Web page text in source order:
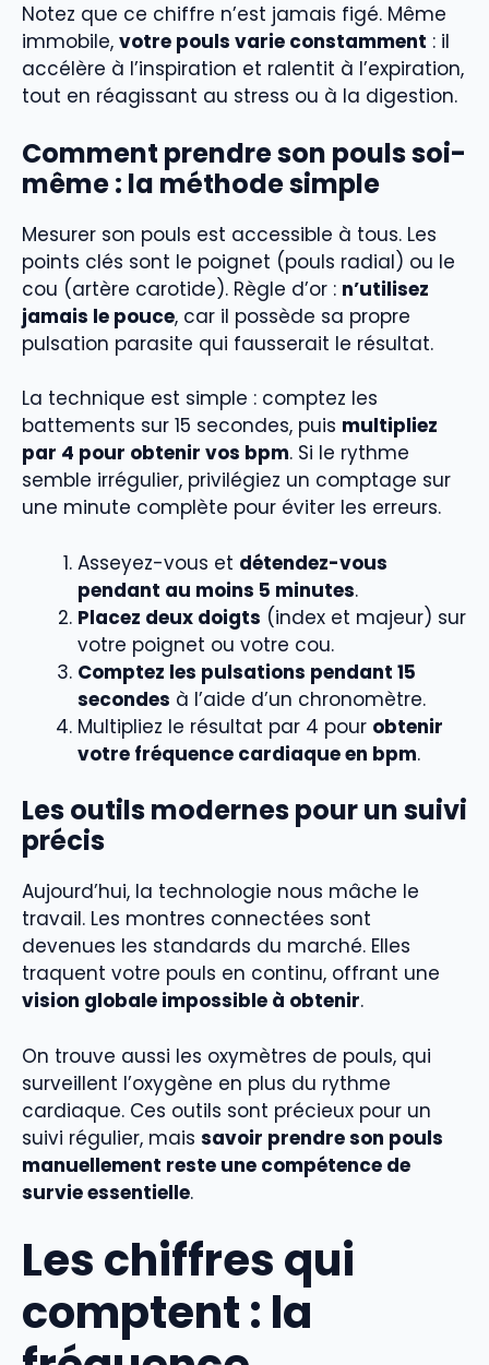
Notez que ce chiffre n’est jamais figé. Même
immobile, votre pouls varie constamment : il
accélère à l’inspiration et ralentit à l’expiration,
tout en réagissant au stress ou à la digestion.
Comment prendre son pouls soi-
même : la méthode simple
Mesurer son pouls est accessible à tous. Les
points clés sont le poignet (pouls radial) ou le
cou (artère carotide). Règle d’or : n’utilisez
jamais le pouce, car il possède sa propre
pulsation parasite qui fausserait le résultat.
La technique est simple : comptez les
battements sur 15 secondes, puis multipliez
par 4 pour obtenir vos bpm. Si le rythme
semble irrégulier, privilégiez un comptage sur
une minute complète pour éviter les erreurs.
Asseyez-vous et détendez-vous
pendant au moins 5 minutes.
Placez deux doigts (index et majeur) sur
votre poignet ou votre cou.
Comptez les pulsations pendant 15
secondes à l’aide d’un chronomètre.
Multipliez le résultat par 4 pour obtenir
votre fréquence cardiaque en bpm.
Les outils modernes pour un suivi
précis
Aujourd’hui, la technologie nous mâche le
travail. Les montres connectées sont
devenues les standards du marché. Elles
traquent votre pouls en continu, offrant une
vision globale impossible à obtenir.
On trouve aussi les oxymètres de pouls, qui
surveillent l’oxygène en plus du rythme
cardiaque. Ces outils sont précieux pour un
suivi régulier, mais savoir prendre son pouls
manuellement reste une compétence de
survie essentielle.
Les chiffres qui
comptent : la